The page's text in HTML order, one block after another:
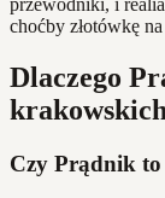
choćby złotówkę
Dlaczego
Czy Prądnik